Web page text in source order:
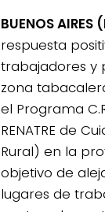
BUENOS AIRES
respuesta
trabajadores y
zona
el Programa
RENATRE de
Rural) en la
objetivo de
lugares de